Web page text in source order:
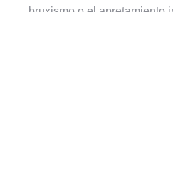
bruxismo o el apretamiento